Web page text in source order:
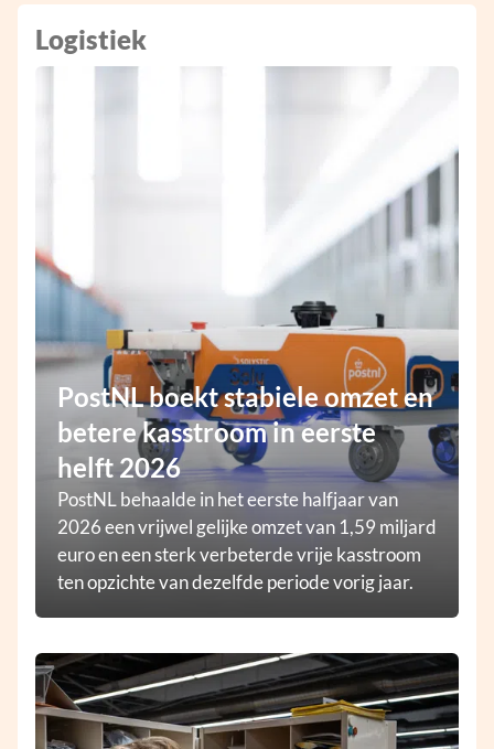
Logistiek
PostNL boekt stabiele omzet en
betere kasstroom in eerste
helft 2026
PostNL behaalde in het eerste halfjaar van
2026 een vrijwel gelijke omzet van 1,59 miljard
euro en een sterk verbeterde vrije kasstroom
ten opzichte van dezelfde periode vorig jaar.